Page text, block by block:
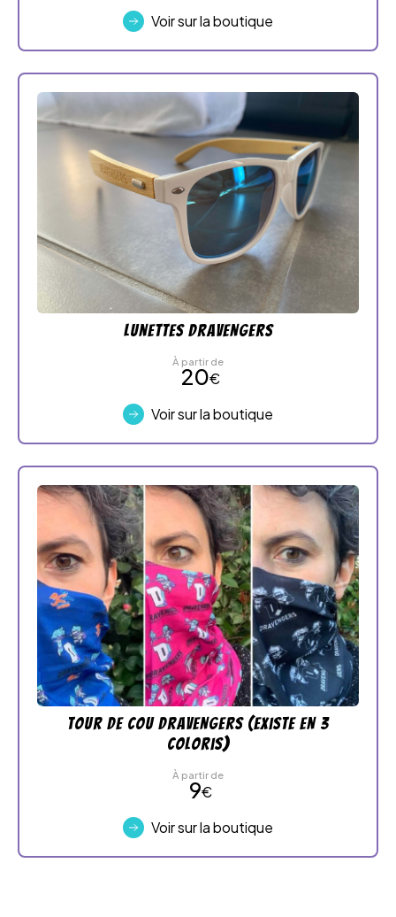
Voir sur la boutique
Lunettes Dravengers
À partir de
20€
Voir sur la boutique
Tour de cou Dravengers (existe en 3
coloris)
À partir de
9€
Voir sur la boutique